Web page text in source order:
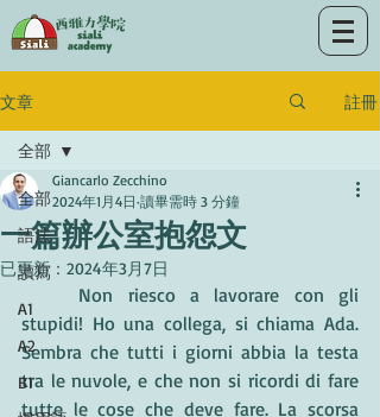
文章 註冊
全部
語法
讀寫
A1
A2
B1
全部
一篇辦公室抱怨文
Giancarlo Zecchino
2024年1月4日 讀畢需時 3 分鐘
已更新： 2024年3月7日
stupidi! Ho una collega, si chiama Ada.
Sembra che tutti i giorni abbia la testa
tra le nuvole, e che non si ricordi di fare
tutte le cose che deve fare. La scorsa